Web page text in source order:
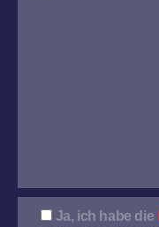
Ja, ich habe die